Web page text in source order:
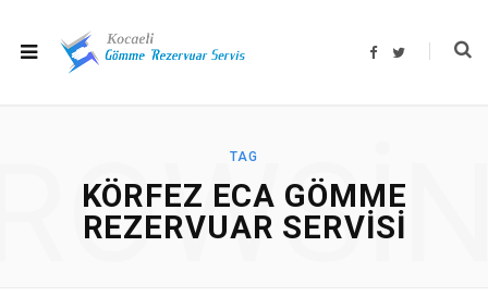
F
T
TAG
KÖRFEZ ECA GÖMME
REZERVUAR SERVISI